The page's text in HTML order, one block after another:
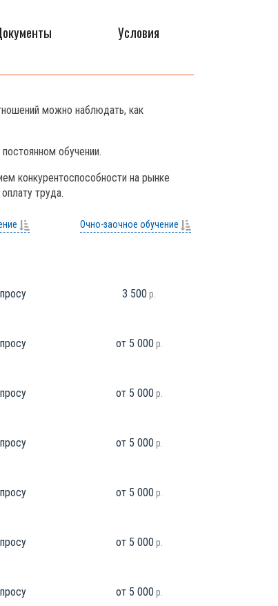
Условия
можно наблюдать, как
обучении.
конкурентоспособности на рынке
труда.
Очно-заочное обучение
3 500 р.
от 5 000 р.
от 5 000 р.
от 5 000 р.
от 5 000 р.
от 5 000 р.
от 5 000 р.